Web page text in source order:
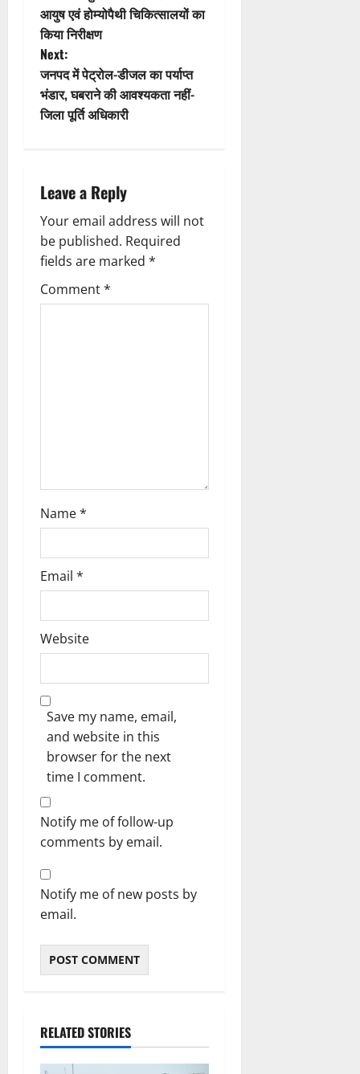
o
n
s
t
n
a
i
g
a
t
आयुष एवं होम्योपैथी चिकित्सालयों का
किया निरीक्षण
Next:
जनपद में पेट्रोल-डीजल का पर्याप्त
भंडार, घबराने की आवश्यकता नहीं-
जिला पूर्ति अधिकारी
Leave a Reply
Your email address will not
be published. Required
fields are marked *
Comment*
Name*
Email *
Website
Save my name, email,
and website in this
browser for the next
time I comment.
Notify me of follow-up
comments by email.
Notify me of new posts by
email.
RELATED STORIES